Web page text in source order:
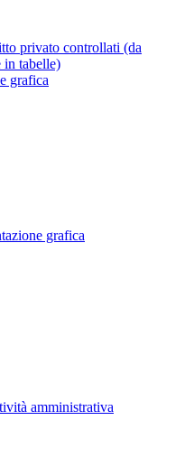
privato controllati (da
in tabelle)
grafica
grafica
amministrativa